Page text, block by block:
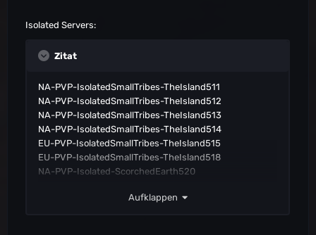
OC-PVP-Consoles-TheIsland1071
NA-PVP-Consoles-TheIsland1080
NA-PVP-Consoles-TheIsland1094
NA-PVP-Consoles-TheIsland1096
NA-PVP-Consoles-TheIsland1100
Asia-PVP-Consoles-TheIsland1105
Asia-PVP-Consoles-TheIsland1107
Asia-PVP-Consoles-TheIsland1108
NA-PVP-Consoles-ScorchedEarth1115
NA-PVP-Consoles-Aberration1157
NA-PVP-Consoles-Aberration1158
Isolated Servers:
Zitat
NA-PVP-IsolatedSmallTribes-TheIsland511
NA-PVP-IsolatedSmallTribes-TheIsland512
NA-PVP-IsolatedSmallTribes-TheIsland513
NA-PVP-IsolatedSmallTribes-TheIsland514
EU-PVP-IsolatedSmallTribes-TheIsland515
EU-PVP-IsolatedSmallTribes-TheIsland518
NA-PVP-Isolated-ScorchedEarth520
NA-PVP-IsolatedSmallTribes-ScorchedEarth522
Aufklappen